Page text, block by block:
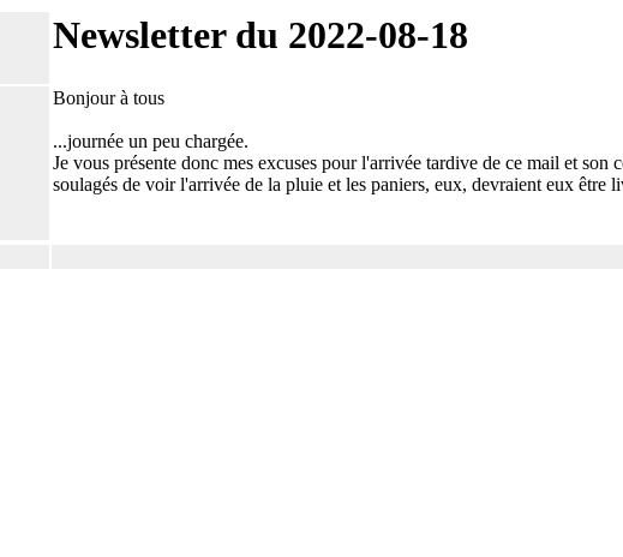
Newsletter du 2022-08-18
Bonjour à tous
...journée un peu chargée.
Je vous présente donc mes excuses pour l'arrivée tardive de ce mail et son
soulagés de voir l'arrivée de la pluie et les paniers, eux, devraient eux être